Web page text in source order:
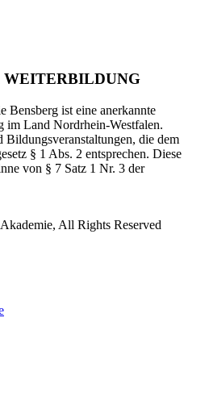
Bensberg ist eine anerkannte
im Land Nordrhein-Westfalen.
Bildungsveranstaltungen, die dem
§ 1 Abs. 2 entsprechen. Diese
von § 7 Satz 1 Nr. 3 der
All Rights Reserved